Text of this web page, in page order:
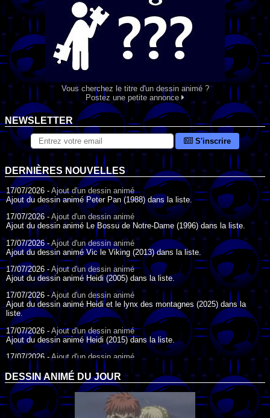
Vous cherchez le titre d'un dessin animé ?
Postez une petite annonce
NEWSLETTER
S'inscrire
DERNIÈRES NOUVELLES
17/07/2026 - Ajout d'un dessin animé
Ajout du dessin animé Peter Pan (1988) dans la liste.
17/07/2026 -Ajout d'un dessin animé
Ajout du dessin animé Le Bossu de Notre-Dame (1996) dans la liste.
17/07/2026 -Ajout d'un dessin animé
Ajout du dessin animé Vic le Viking (2013) dans la liste.
17/07/2026 - Ajout d'un dessin animé
Ajout du dessin animé Heidi (2005) dans la liste.
17/07/2026 - Ajout d'un dessin animé
Ajout du dessin animé Heidi et le lynx des montagnes (2025) dans la
liste.
17/07/2026 - Ajout d'un dessin animé
Ajout du dessin animé Heidi (2015) dans la liste.
17/07/2026 -Ajout d'un dessin animé
Ajout du dessin animé Heidi (1995) dans la liste.
09/07/2026 -Ajout d'un dessin animé
Ajout du dessin animé Genki l'Aventurier de la Chance (2006) dans la
liste.
DESSIN ANIMÉ DU JOUR